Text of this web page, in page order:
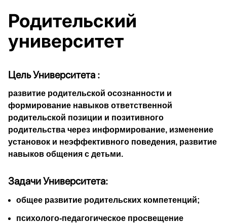
Родительский
университет
Цель Университета :
развитие родительской осознанности и
формирование навыков ответственной
родительской позиции и позитивного
родительства через информирование, изменение
установок и неэффективного поведения, развитие
навыков общения с детьми.
Задачи Университета:
общее развитие родительских компетенций;
психолого-педагогическое просвещение